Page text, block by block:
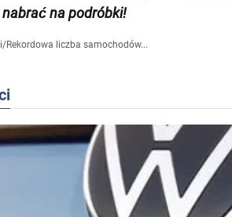
nabrać na podróbki!
/Rekordowa liczba samochodów...